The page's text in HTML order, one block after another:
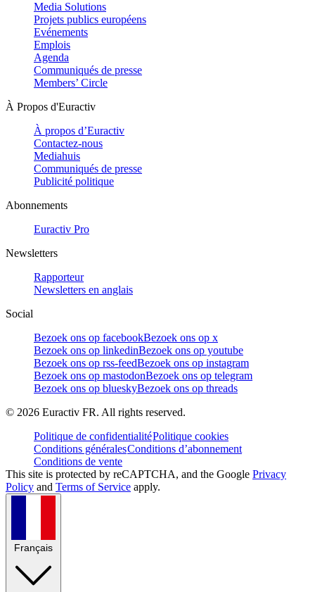
Media Solutions
Projets publics européens
Evénements
Emplois
Agenda
Communiqués de presse
Members’ Circle
À Propos d'Euractiv
À propos d’Euractiv
Contactez-nous
Mediahuis
Communiqués de presse
Publicité politique
Abonnements
Euractiv Pro
Newsletters
Rapporteur
Newsletters en anglais
Social
Bezoek ons op facebookBezoek ons op x
Bezoek ons op linkedinBezoek ons op youtube
Bezoek ons op rss-feedBezoek ons op instagram
Bezoek ons op mastodonBezoek ons op telegram
Bezoek ons op blueskyBezoek ons op threads
© 2026 Euractiv FR. All rights reserved.
Politique de confidentialitéPolitique cookies
Conditions généralesConditions d’abonnement
Conditions de vente
This site is protected by reCAPTCHA, and the Google Privacy
Policy and Terms of Service apply.
Français